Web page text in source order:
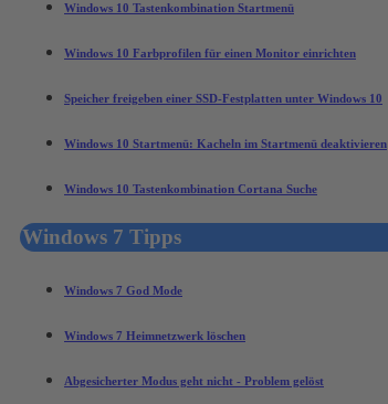
Windows 10 Tastenkombination Startmenü
Windows 10 Farbprofilen für einen Monitor einrichten
Speicher freigeben einer SSD-Festplatten unter Windows 10
Windows 10 Startmenü: Kacheln im Startmenü deaktivieren
Windows 10 Tastenkombination Cortana Suche
Windows 7 Tipps
Windows 7 God Mode
Windows 7 Heimnetzwerk löschen
Abgesicherter Modus geht nicht - Problem gelöst